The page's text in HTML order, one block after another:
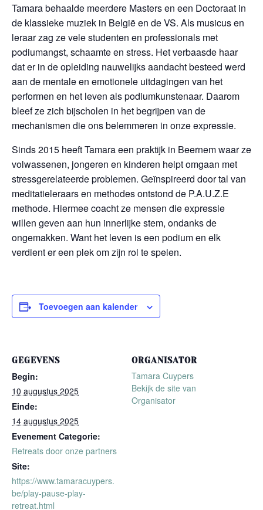
Tamara behaalde meerdere Masters en een Doctoraat in
de klassieke muziek in België en de VS. Als musicus en
leraar zag ze vele studenten en professionals met
podiumangst, schaamte en stress. Het verbaasde haar
dat er in de opleiding nauwelijks aandacht besteed werd
aan de mentale en emotionele uitdagingen van het
performen en het leven als podiumkunstenaar. Daarom
bleef ze zich bijscholen in het begrijpen van de
mechanismen die ons belemmeren in onze expressie.
Sinds 2015 heeft Tamara een praktijk in Beernem waar ze
volwassenen, jongeren en kinderen helpt omgaan met
stressgerelateerde problemen. Geïnspireerd door tal van
meditatieleraars en methodes ontstond de P.A.U.Z.E
methode. Hiermee coacht ze mensen die expressie
willen geven aan hun innerlijke stem, ondanks de
ongemakken. Want het leven is een podium en elk
verdient er een plek om zijn rol te spelen.
Toevoegen aan kalender
GEGEVENS
Begin:
10 augustus 2025
Einde:
14 augustus 2025
Evenement Categorie:
Retreats door onze partners
Site:
https://www.tamaracuypers.
be/play-pause-play-
retreat.html
ORGANISATOR
Tamara Cuypers
Bekijk de site van
Organisator